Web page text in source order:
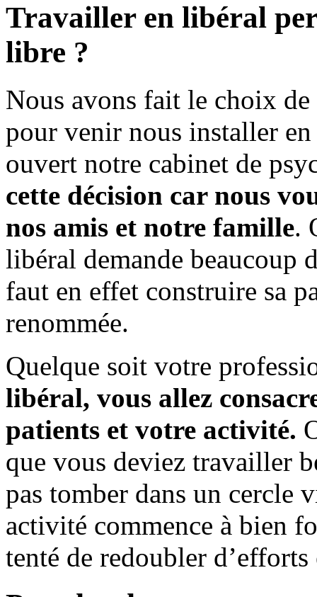
Travailler en libéral
libre ?
Nous avons fait le choix
pour venir nous installer
ouvert notre cabinet de
cette décision car nous
nos amis et notre famille.
libéral demande beaucoup
faut en effet construire sa
renommée.
Quelque soit votre
libéral, vous allez
patients et votre activité.
que vous deviez travailler
pas tomber dans un cercle
activité commence à bien
tenté de redoubler